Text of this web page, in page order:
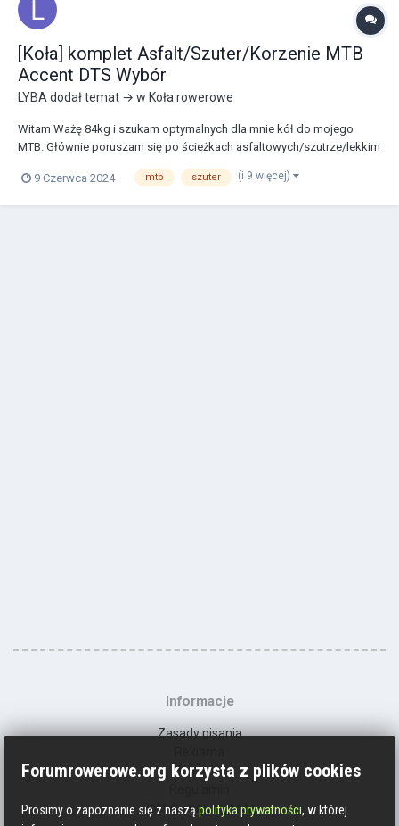
[Koła] komplet Asfalt/Szuter/Korzenie MTB
Accent DTS Wybór
LYBA dodał temat → w Koła rowerowe
Witam Ważę 84kg i szukam optymalnych dla mnie kół do mojego
MTB. Głównie poruszam się po ścieżkach asfaltowych/szutrze/lekkim
ostre kamienie. Myślę przyszłościowo nad maratonami xc Oponki
9 Czerwca 2024 mtb szuter (i 9 więcej)
Informacje
Zasady pisania
Kontakt
Polityka prywatności
Forumrowerowe.org korzysta z plików cookies
Prosimy o zapoznanie się z nasząpolityka prywatności, w której